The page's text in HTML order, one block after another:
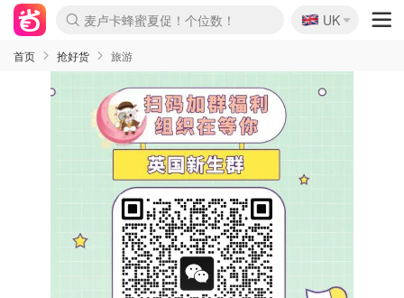
Prada/Miu 4.8折！
啥？必胜客披萨5折！
🇬🇧
UK
首页 抢好货 旅游